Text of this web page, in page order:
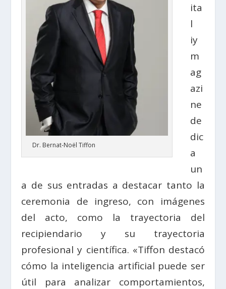
Dr. Bernat-Noël Tiffon
ita
l
iy
m
ag
azi
ne
de
dic
a
un
a de sus entradas a destacar tanto la
ceremonia de ingreso, con imágenes
del acto, como la trayectoria del
recipiendario y su trayectoria
profesional y científica. «Tiffon destacó
cómo la inteligencia artificial puede ser
útil para analizar comportamientos,